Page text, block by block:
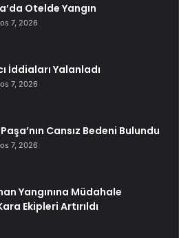
Otelde Yangın
7, 2026
İddiaları Yalanladı
7, 2026
Cansız Bedeni Bulundu
7, 2026
Yangınına Müdahale
Ekipleri Artırıldı